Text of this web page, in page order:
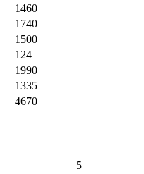
1460
1740
1500
124
1990
1335
4670
5